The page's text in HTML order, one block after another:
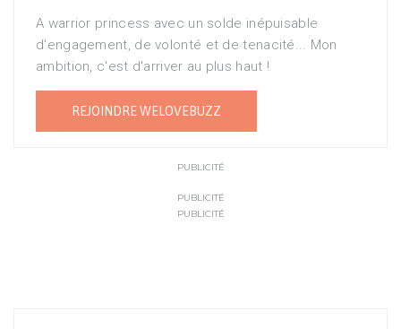
A warrior princess avec un solde inépuisable
d'engagement, de volonté et de tenacité... Mon
ambition, c'est d'arriver au plus haut !
REJOINDRE WELOVEBUZZ
PUBLICITÉ
PUBLICITÉ
PUBLICITÉ